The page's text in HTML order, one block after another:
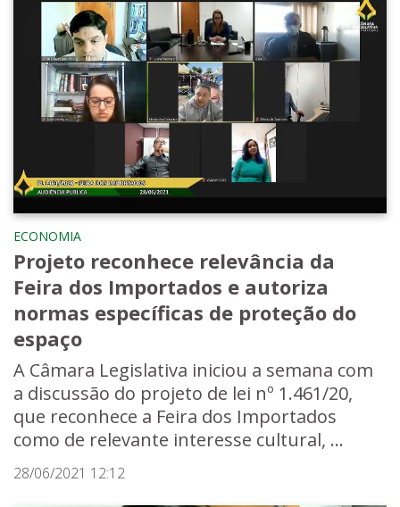
ECONOMIA
Projeto reconhece relevância da
Feira dos Importados e autoriza
normas específicas de proteção do
espaço
A Câmara Legislativa iniciou a semana com
a discussão do projeto de lei nº 1.461/20,
que reconhece a Feira dos Importados
como de relevante interesse cultural, ...
28/06/2021 12:12